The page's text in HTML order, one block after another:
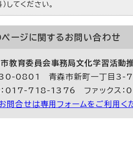
）してください。
ページに関する お問い合わせ
教育委員会事務局文化学習活動
0801 青森市新町一丁目3-7
：017-718-1376 ファックス
問合せは専用フォームをご利用く